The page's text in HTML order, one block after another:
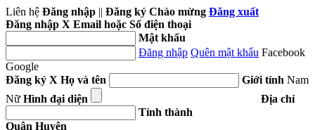
Liên hệ Đăng nhập || Đăng ký Chào mừng Đăng xuất
Đăng nhập X Email hoặc Số điện thoại
Mật khẩu
Đăng nhập Quên mật khẩu Facebook
Google
Đăng ký X Họ và tên Giới tính Nam
Nữ Hình đại diện
Địa chỉ
Tỉnh thành
Quận Huyện